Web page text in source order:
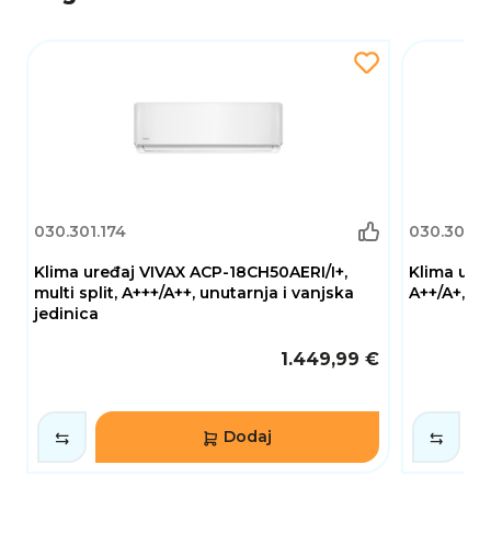
prostore, apartmane i manje poslovne objekte.
učinkovitosti osigurava maksimalnu udobnost
pouzdanost i ekonomičnost korištenja.
030.301.174
Klima uređaj VIVAX ACP-18CH50AERI/I+,
multi split, A+++/A++, unutarnja i vanjska
jedinica
1.449,99 €
Dodaj
Klima
A++/A+,